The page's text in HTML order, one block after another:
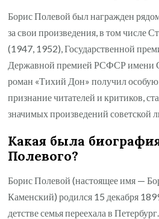
Борис Полевой был награжден
за свои произведения, в том числе
(1947, 1952), Государственной
Державной премией РСФСР имени
роман «Тихий Дон» получил особую
признание читателей и критиков,
значимых произведений советской
Какая была
Полевого?
Борис Полевой (настоящее имя —
Каменский) родился 15 декабря
детстве семья переехала в